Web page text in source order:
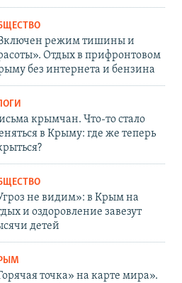
режим тишины и
Отдых в прифронтовом
без интернета и бензина
крымчан. Что-то стало
в Крыму: где же теперь
не видим»: в Крым на
и оздоровление завезут
детей
точка» на карте мира».